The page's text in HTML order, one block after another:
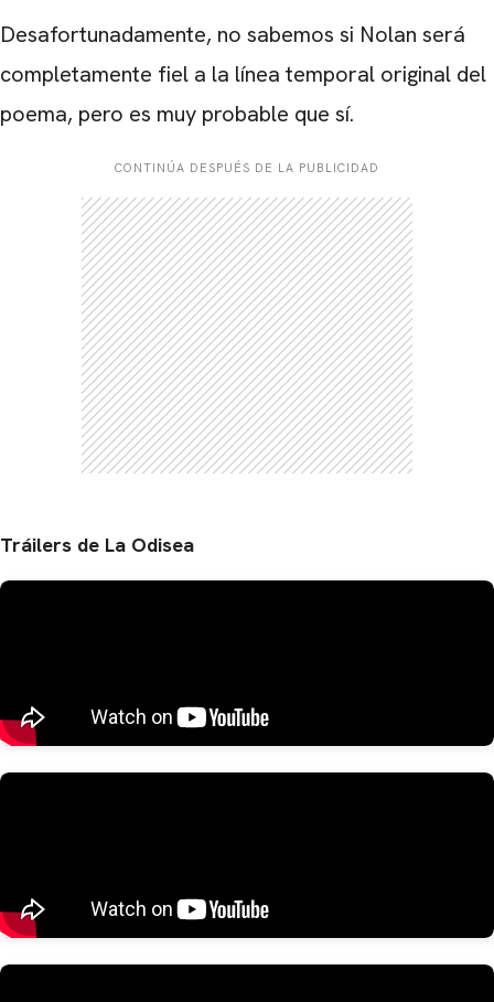
Desafortunadamente, no sabemos si Nolan será
completamente fiel a la línea temporal original del
poema, pero es muy probable que sí.
CONTINÚA DESPUÉS DE LA PUBLICIDAD
Tráilers de La Odisea